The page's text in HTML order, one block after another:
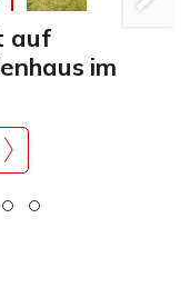
auf
im